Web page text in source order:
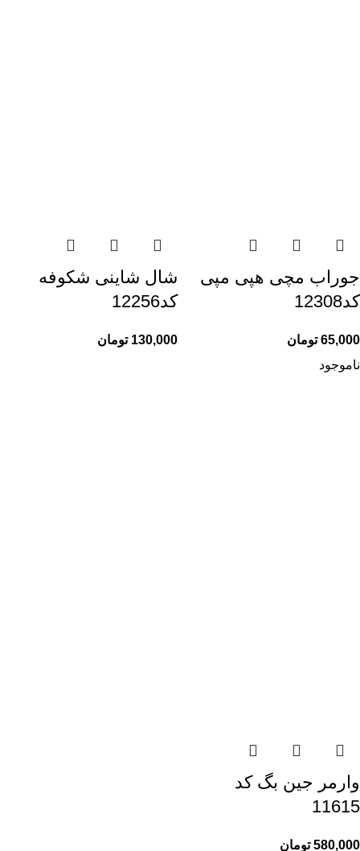
جوراب مچی هپی مپی
کد12308
65,000 تومان
شال شاینی شکوفه
کد12256
130,000 تومان
ناموجود
وارمر جین بگ کد
11615
580,000 تومان